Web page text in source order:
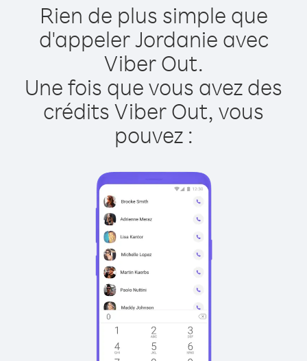
Rien de plus simple que
d'appeler Jordanie avec
Viber Out.
Une fois que vous avez des
crédits Viber Out, vous
pouvez :